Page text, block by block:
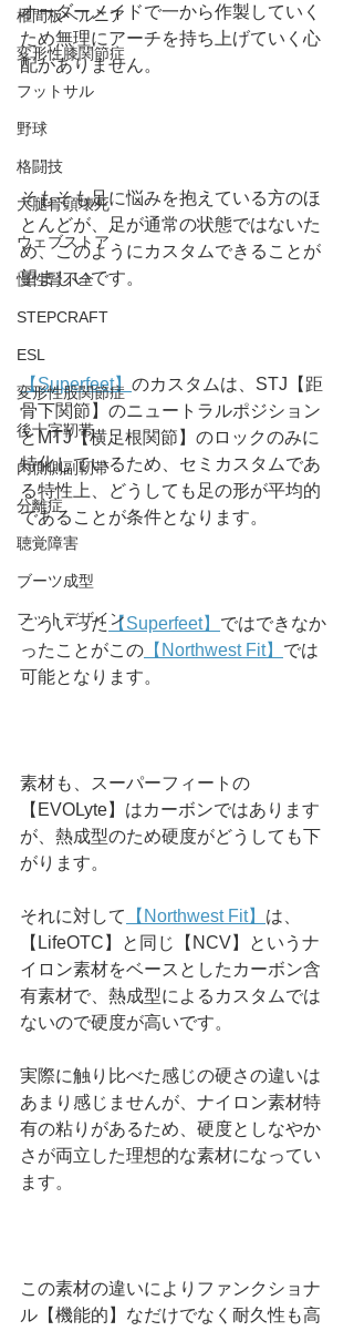
椎間板ヘルニア
変形性膝関節症
フットサル
野球
格闘技
大腿骨頭壊死
ウェブストア
慢性腎不全
STEPCRAFT
ESL
変形性股関節症
後十字靭帯
内側側副靭帯
分離症
聴覚障害
ブーツ成型
フットデザイン
オーダーメイドで一から作製していく
ため無理にアーチを持ち上げていく心
配がありません。
そもそも足に悩みを抱えている方のほ
とんどが、足が通常の状態ではないた
め、このようにカスタムできることが
望ましいです。
【Superfeet】 のカスタムは、STJ【距
骨下関節】のニュートラルポジション
とMTJ【横足根関節】のロックのみに
特化しているため、セミカスタムであ
る特性上、どうしても足の形が平均的
であることが条件となります。
こういった 【Superfeet】 ではできなか
ったことがこの 【Northwest Fit】 では
可能となります。
素材も、スーパーフィートの
【EVOLyte】はカーボンではあります
が、熱成型のため硬度がどうしても下
がります。
それに対して 【Northwest Fit】 は、
【LifeOTC】と同じ【NCV】というナ
イロン素材をベースとしたカーボン含
有素材で、熱成型によるカスタムでは
ないので硬度が高いです。
実際に触り比べた感じの硬さの違いは
あまり感じませんが、ナイロン素材特
有の粘りがあるため、硬度としなやか
さが両立した理想的な素材になってい
ます。
この素材の違いによりファンクショナ
ル【機能的】なだけでなく耐久性も高